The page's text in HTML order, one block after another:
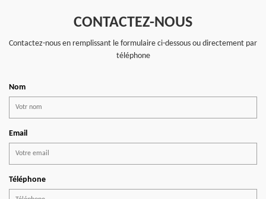
CONTACTEZ-NOUS
Contactez-nous en remplissant le formulaire ci-dessous ou directement par
téléphone
Nom
Email
Téléphone